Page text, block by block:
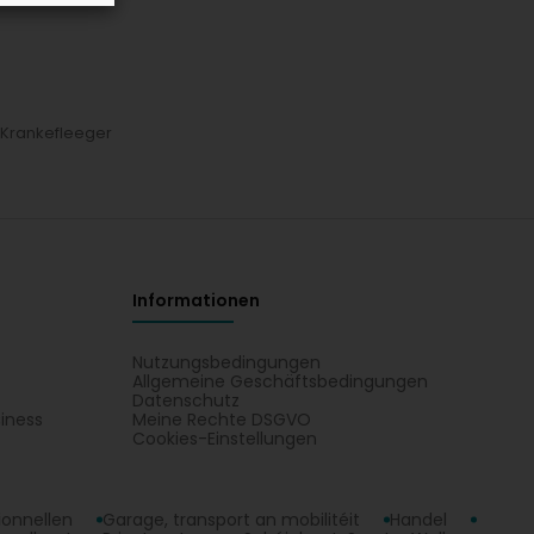
Informationen
Nutzungsbedingungen
Allgemeine Geschäftsbedingungen
Datenschutz
Meine Rechte DSGVO
Cookies-Einstellungen
Garage, transport an mobilitéit
Handel